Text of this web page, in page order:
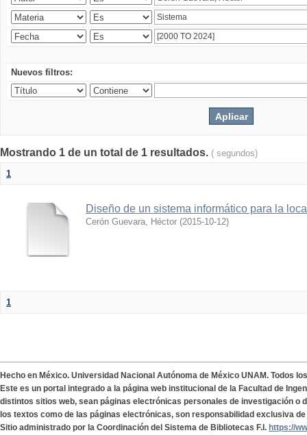
Nuevos filtros:
Mostrando 1 de un total de 1 resultados. ( segundos)
1
Diseño de un sistema informático para la
Cerón Guevara, Héctor (2015-10-12)
1
Hecho en México. Universidad Nacional Autónoma de México UNAM. Todos
Este es un portal integrado a la página web institucional de la Facultad de
distintos sitios web, sean páginas electrónicas personales de investigación o
los textos como de las páginas electrónicas, son responsabilidad exclusiva
Sitio administrado por la Coordinación del Sistema de Bibliotecas F.I. https://